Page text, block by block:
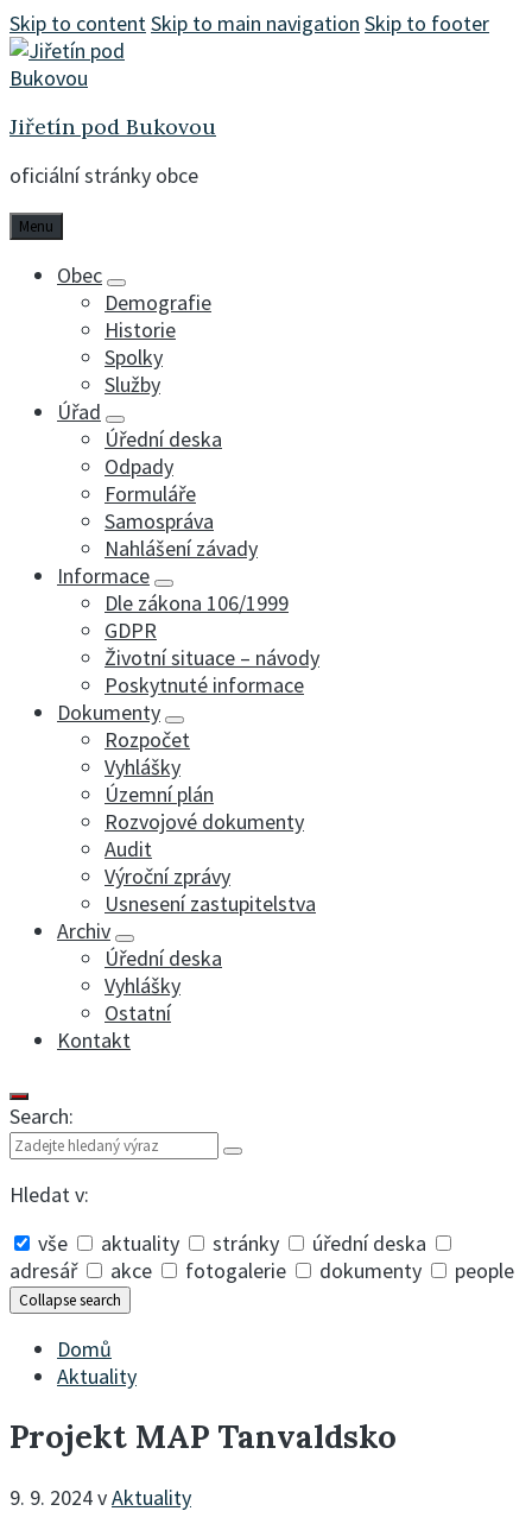
Skip to contentSkip to main navigation Skip to footer
Jiřetín pod Bukovou
oficiální stránky obce
Menu
Obec
Demografie
Historie
Spolky
Služby
Úřad
Úřední deska
Odpady
Formuláře
Samospráva
Nahlášení závady
Informace
Dle zákona 106/1999
GDPR
Životní situace – návody
Poskytnuté informace
Dokumenty
Rozpočet
Vyhlášky
Územní plán
Rozvojové dokumenty
Audit
Výroční zprávy
Usnesení zastupitelstva
Archiv
Úřední deska
Vyhlášky
Ostatní
Kontakt
Search:
Hledat v:
vše
aktuality stránky
úřední deska
adresář
akce fotogalerie dokumenty people
Collapse search
Domů
Aktuality
Projekt MAP Tanvaldsko
9. 9. 2024vAktuality